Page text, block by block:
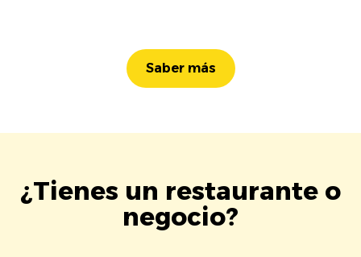
Saber más
¿Tienes un restaurante o
negocio?